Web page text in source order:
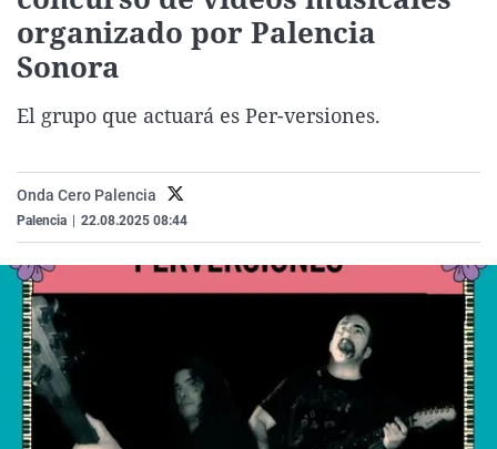
La rosa de los vientos
Caso
Extremadura
País Vasco
Virales
organizado por Palencia
Sonora
El grupo que actuará es Per-versiones.
Onda Cero Palencia
Palencia 22.08.2025 08:44